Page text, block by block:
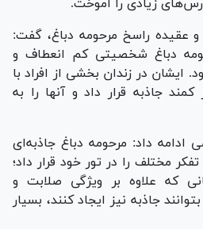
زیادی را آموخت.
و عقیده راسخ مرحومه دباغ، گفت:
دباغ شخصیتی کم انعطاف و
ایشان در زندان بخشی از افراد با
جاذبه قرار داد و آنها را به
ادامه داد: مرحومه دباغ جاذبه‌ای
مختلف را در تور خود قرار داد؛
که علاوه بر ویژگی صلابت و
جاذبه نیز ایجاد کنند، بسیار